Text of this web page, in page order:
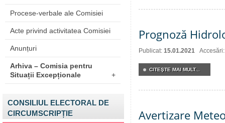
Procese-verbale ale Comisiei
Acte privind activitatea Comisiei
Anunțuri
Arhiva – Comisia pentru
Situații Excepționale
+
CONSILIUL ELECTORAL DE
CIRCUMSCRIPȚIE
Prognoză
Publicat: 15.01.2021
CITEŞTE MAI MULT...
Avertizare